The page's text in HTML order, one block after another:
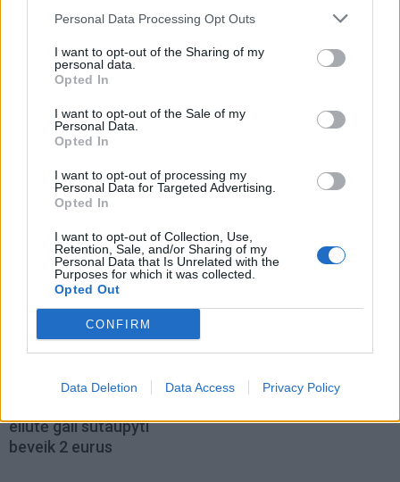
Personal Data Processing Opt Outs
I want to opt-out of the Sharing of my
personal data.
Opted In
I want to opt-out of the Sale of my
Personal Data.
Opted In
I want to opt-out of processing my
Personal Data for Targeted Advertising.
Opted In
I want to opt-out of Collection, Use,
Retention, Sale, and/or Sharing of my
Personal Data that Is Unrelated with the
Purposes for which it was collected.
Opted Out
CONFIRM
Data Deletion Data Access Privacy Policy
Receptai
Naminiai rageliai su
kvapnūs ir lengvai
pagaminami
Receptai
žiemai receptas be acto
Perkate marinuotus
eilutė gali sutaupyti
beveik 2 eurus
Klaipėda prieš 100 metų: